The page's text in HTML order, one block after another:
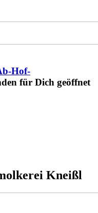
Hof-
für Dich geöffnet
Kneißl